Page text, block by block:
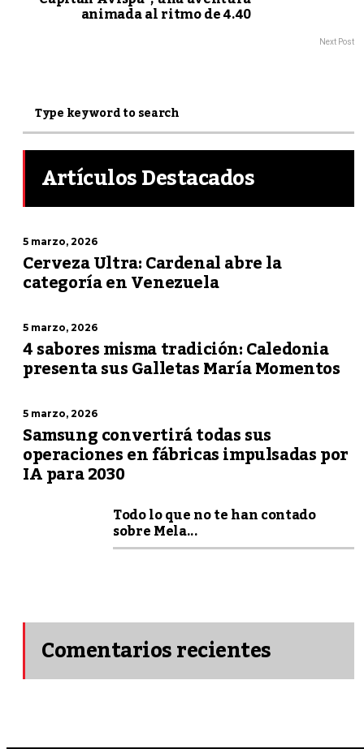
animada al ritmo de 4.40
Next Post
Artículos Destacados
5 marzo, 2026
Cerveza Ultra: Cardenal abre la
categoría en Venezuela
5 marzo, 2026
4 sabores misma tradición: Caledonia
presenta sus Galletas María Momentos
5 marzo, 2026
Samsung convertirá todas sus
operaciones en fábricas impulsadas por
IA para 2030
Todo lo que no te han contado
sobre Mela...
Comentarios recientes